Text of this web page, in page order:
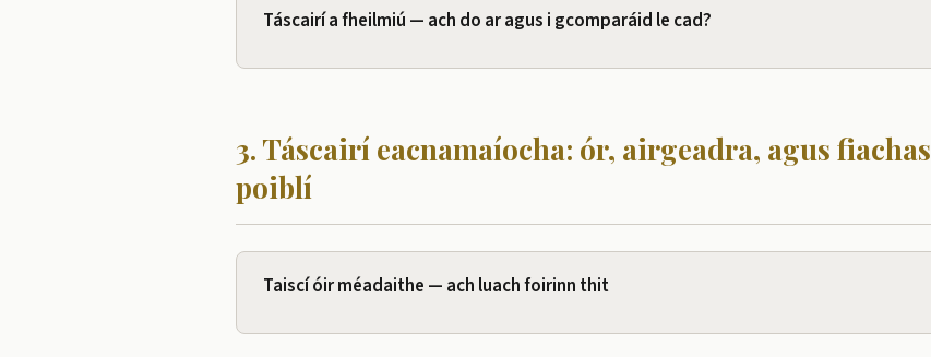
Táscairí a fheilmiú — ach do ar agus i gcomparáid le cad?
3. Táscairí eacnamaíocha: ór, airgeadra, agus fiachas
poiblí
Taiscí óir méadaithe — ach luach foirinn thit